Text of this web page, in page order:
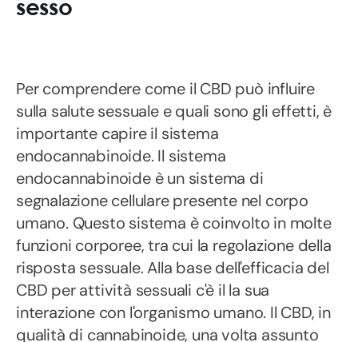
sesso
Per comprendere come il CBD può influire
sulla salute sessuale e quali sono gli effetti, è
importante capire il sistema
endocannabinoide. Il sistema
endocannabinoide è un sistema di
segnalazione cellulare presente nel corpo
umano. Questo sistema è coinvolto in molte
funzioni corporee, tra cui la regolazione della
risposta sessuale. Alla base dell'efficacia del
CBD per attività sessuali c'è il la sua
interazione con l'organismo umano. Il CBD, in
qualità di cannabinoide, una volta assunto